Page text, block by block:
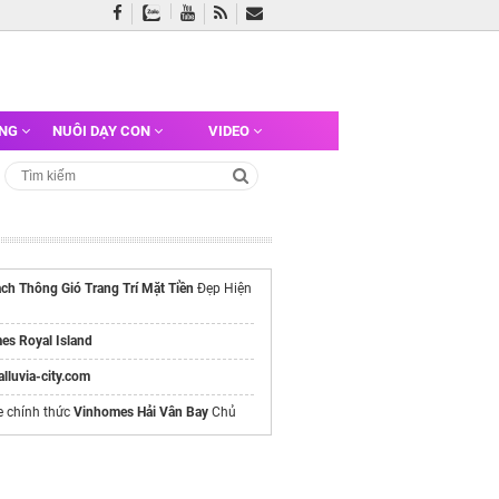
NUÔI DẠY CON VIDEO
Thông Gió Trang Trí Mặt Tiền Đẹp Hiện
Royal Island
city.com
chính thức Vinhomes Hải Vân Bay Chủ